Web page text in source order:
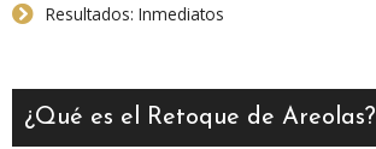
Resultados: Inmediatos
¿Qué es el Retoque de Areolas?